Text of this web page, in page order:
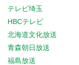
テレビ埼玉
HBCテレビ
北海道文化放送
青森朝日放送
福島放送